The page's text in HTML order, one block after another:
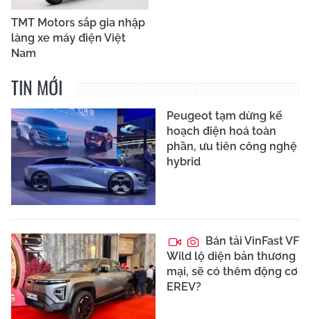
TMT Motors sắp gia nhập
làng xe máy điện Việt
Nam
TIN MỚI
Peugeot tạm dừng kế
hoạch điện hoá toàn
phần, ưu tiên công nghệ
hybrid
Bán tải VinFast VF
Wild lộ diện bản thương
mại, sẽ có thêm động cơ
EREV?